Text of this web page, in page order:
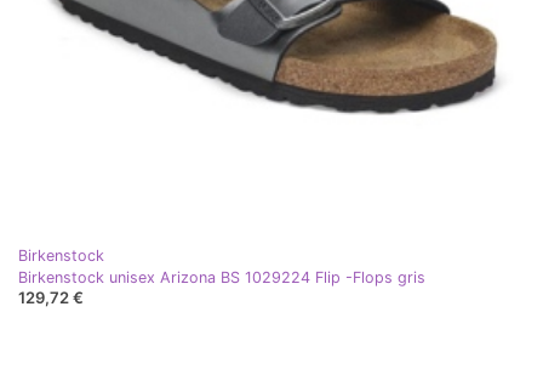
Birkenstock
Birkenstock unisex Arizona BS 1029224 Flip -Flops gris
129,72 €